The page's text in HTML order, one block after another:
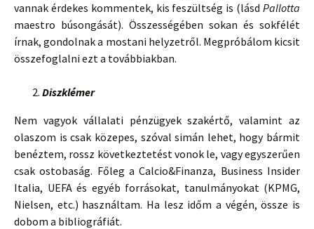
vannak érdekes kommentek, kis feszültség is (lásd Pallotta
maestro búsongását). Összességében sokan és sokfélét
írnak, gondolnak a mostani helyzetről. Megpróbálom kicsit
összefoglalni ezt a továbbiakban.
Diszklémer
Nem vagyok vállalati pénzügyek szakértő, valamint az
olaszom is csak közepes, szóval simán lehet, hogy bármit
benéztem, rossz következtetést vonok le, vagy egyszerűen
csak ostobaság. Főleg a Calcio&Finanza, Business Insider
Italia, UEFA és egyéb forrásokat, tanulmányokat (KPMG,
Nielsen, etc.) használtam. Ha lesz időm a végén, össze is
dobom a bibliográfiát.